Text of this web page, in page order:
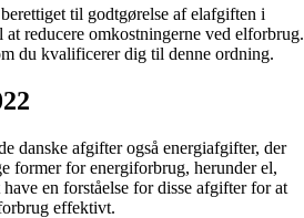
til godtgørelse af elafgiften i
reducere omkostningerne ved elforbrug.
du kvalificerer dig til denne ordning.
danske afgifter også energiafgifter, der
former for energiforbrug, herunder el,
en forståelse for disse afgifter for at
effektivt.